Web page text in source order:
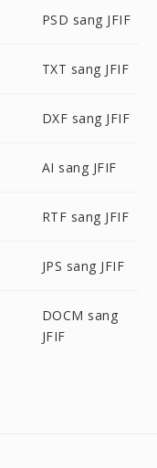
PSD sang JFIF
TXT sang JFIF
DXF sang JFIF
AI sang JFIF
RTF sang JFIF
JPS sang JFIF
DOCM sang
JFIF